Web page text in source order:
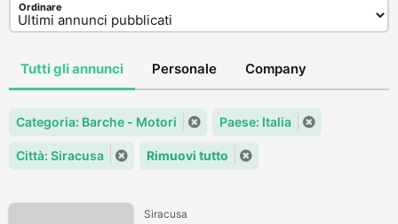
Ordinare
Tutti gli annunci Personale Company
Categoria: Barche - Motori Paese: Italia
Città: Siracusa Rimuovi tutto
Siracusa